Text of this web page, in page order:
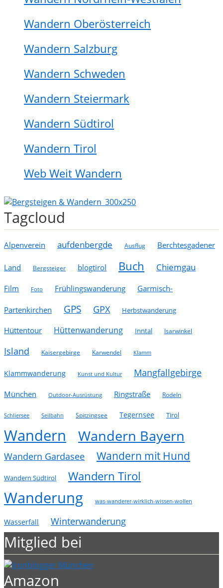
Wandern Oberösterreich
Wandern Salzburg
Wandern Schweden
Wandern Steiermark
Wandern Südtirol
Wandern Tirol
Web Weit Wandern
Tagcloud
Alpenverein aufdenbergde Ausflug Berchtesgadener
Land Bergsteiger blogtirol Buch Chiemgau
Film Foto Frühlingswanderung Garmisch-
Partenkirchen GPS GPX Herbstwanderung
Hüttentour Hüttenwanderung Inntal Isarwinkel
Island Kaisergebirge Karwendel Klamm
Klammwanderung Kunst und Kultur Mangfallgebirge
München Outdoor-Ausrüstung Ringstraße Rodeln
Schliersee Seilbahn Spitzingsee Tegernsee Tirol
Wandern Wandern Bayern
Wandern Gardasee Wandern mit Hund
Wandern Südtirol Wandern Tirol
Wanderung was-wanderer-wirklich-wissen-wollen
Wasserfall Winterwanderung
Mitglied bei
Amazon